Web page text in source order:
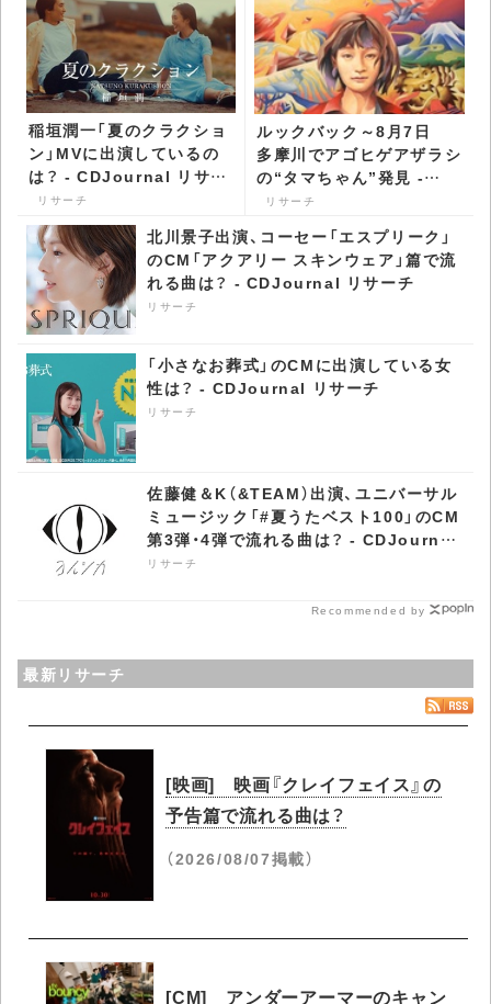
稲垣潤一「夏のクラクショ
ン」MVに出演しているの
は？ - CDJournal リサー
チ
リサーチ
ルックバック～8月7日
多摩川でアゴヒゲアザラシ
の“タマちゃん”発見 -
CDJournal リサーチ
リサーチ
北川景子出演、コーセー「エスプリーク」
のCM「アクアリー スキンウェア」篇で流
れる曲は？ - CDJournal リサーチ
リサーチ
「小さなお葬式」のCMに出演している女
性は？ - CDJournal リサーチ
リサーチ
佐藤健＆K（&TEAM）出演、ユニバーサル
ミュージック「#夏うたベスト100」のCM
第3弾・4弾で流れる曲は？ - CDJournal
リサーチ
リサーチ
Recommended by
最新リサーチ
[映画] 映画『クレイフェイス』の
予告篇で流れる曲は？
（2026/08/07掲載）
[CM] アンダーアーマーのキャン